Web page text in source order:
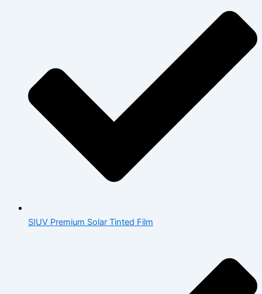
SIUV Premium Solar Tinted Film